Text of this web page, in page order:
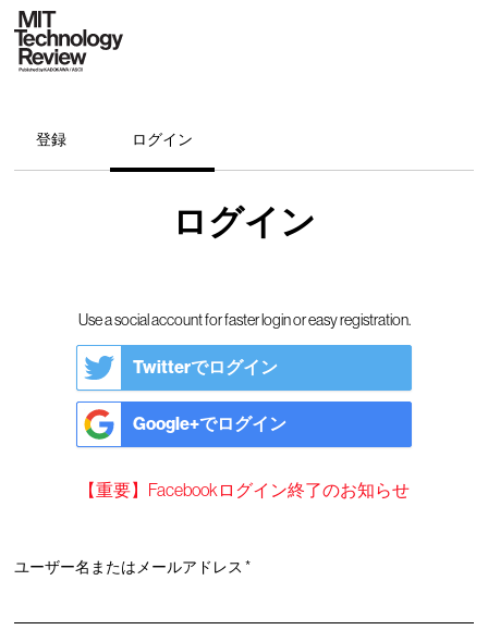
登録 ログイン
ログイン
Use a social account for faster login or easy registration.
Twitterでログイン
Google+でログイン
【重要】Facebookログイン終了のお知らせ
ユーザー名またはメールアドレス*必